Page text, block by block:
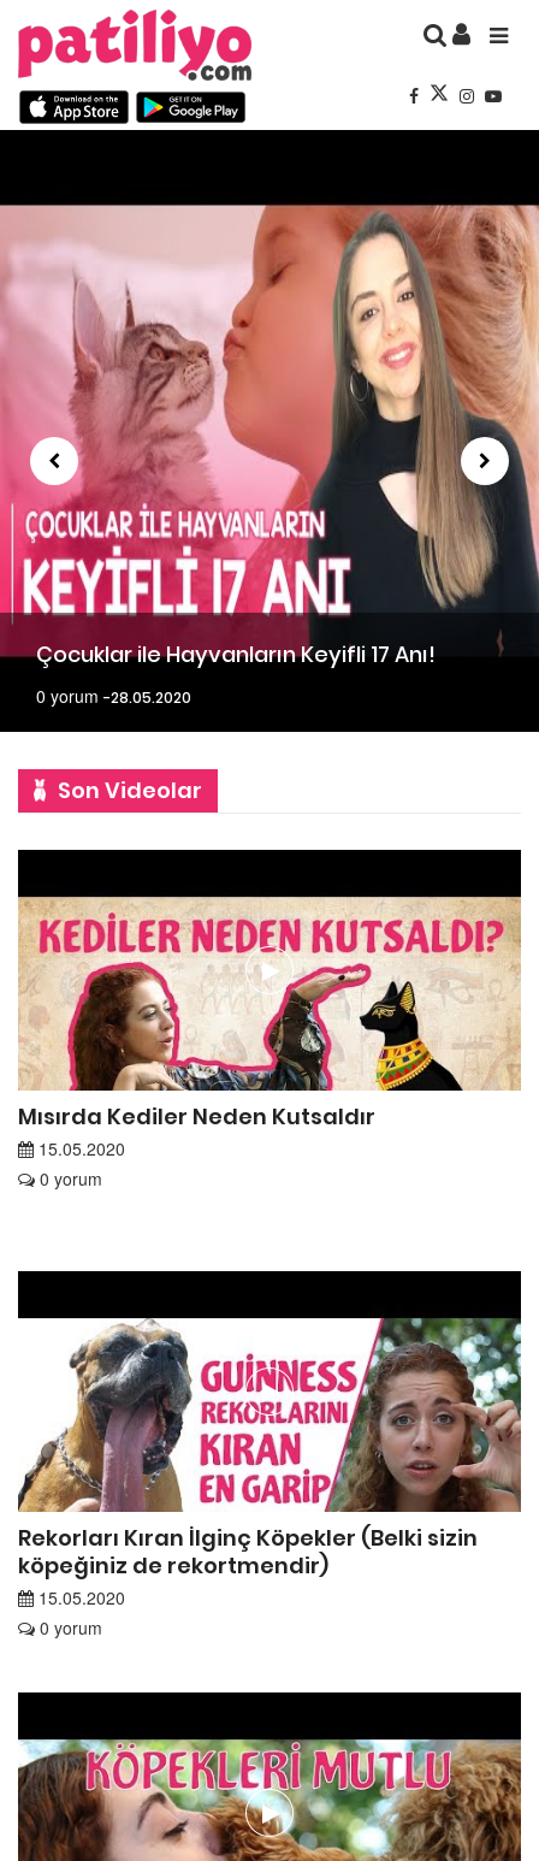
Çocuklar ile Hayvanların Keyifli 17 Anı!
0 yorum 28.05.2020
Son Videolar
Mısırda Kediler Neden Kutsaldır
15.05.2020
0 yorum
Rekorları Kıran İlginç Köpekler (Belki sizin
köpeğiniz de rekortmendir)
15.05.2020
0 yorum